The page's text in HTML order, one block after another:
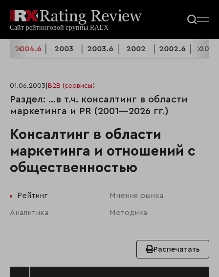
2004.6 2003 2003.6 2002 2002.6 2001
01.06.2003 B2B (сервисы)
Раздел: …в т.ч. консалтинг в области
маркетинга и PR (2001—2026 гг.)
Консалтинг в области
маркетинга и отношений с
общественностью
Рейтинг Мнения рынка
Аналитика Методика
Распечатать